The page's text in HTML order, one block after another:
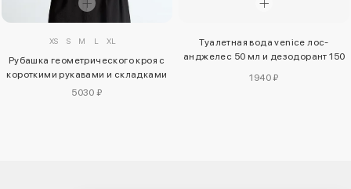
XS S M L XL
Рубашка геометрического кроя с
короткими рукавами и складками
5030 ₽
Туалетная вода venice лос-
анджелес 50 мл и дезодорант 150
1940 ₽